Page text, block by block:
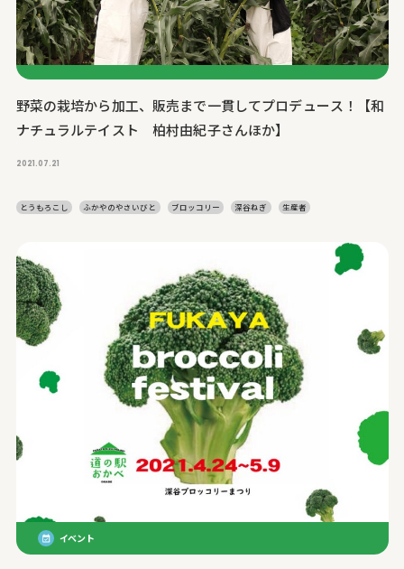
野菜の栽培から加工、販売まで一貫してプロデュース！【和
ナチュラルテイスト 柏村由紀子さんほか】
2021.07.21
とうもろこし ふかやのやさいびと ブロッコリー 深谷ねぎ 生産者
イベント